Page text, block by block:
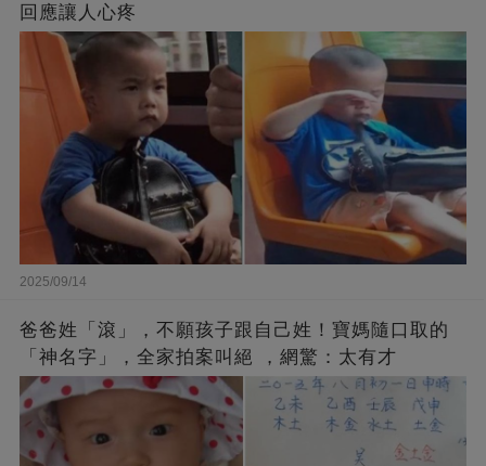
回應讓人心疼
2025/09/14
爸爸姓「滾」，不願孩子跟自己姓！寶媽隨口取的
「神名字」，全家拍案叫絕 ，網驚：太有才